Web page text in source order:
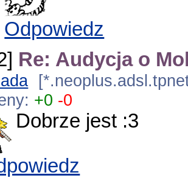
Odpowiedz
Re: Audycja o
+0 -0
Dobrze jest :3